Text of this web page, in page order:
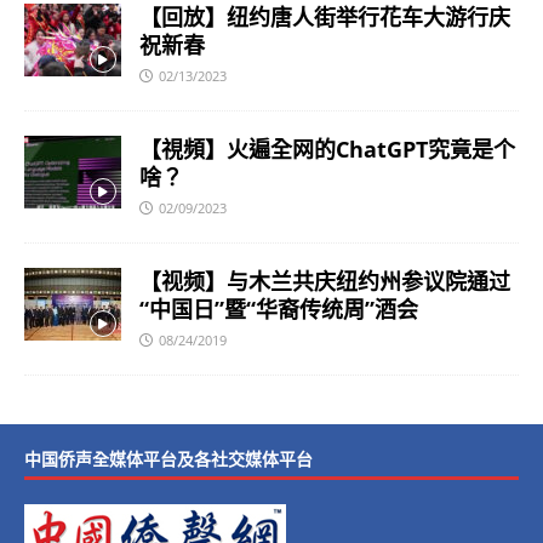
【回放】纽约唐人街举行花车大游行庆
祝新春
02/13/2023
【視頻】火遍全网的ChatGPT究竟是个
啥？
02/09/2023
【视频】与木兰共庆纽约州参议院通过
“中国日”暨“华裔传统周”酒会
08/24/2019
中国侨声全媒体平台及各社交媒体平台